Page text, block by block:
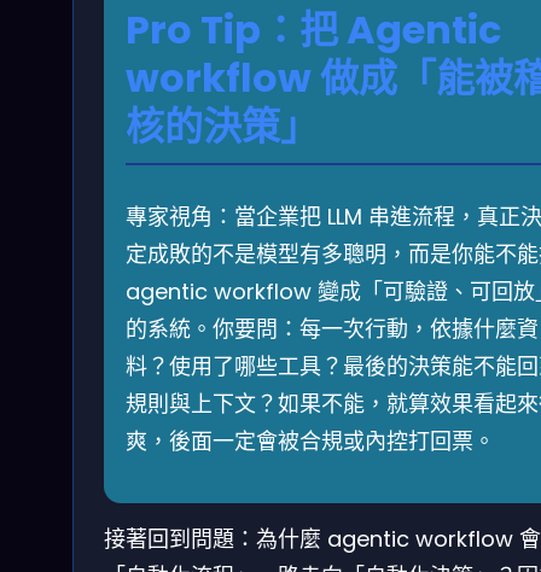
Pro Tip：把 Agentic
workflow 做成「能被
核的決策」
專家視角：當企業把 LLM 串進流程，真正決
定成敗的不是模型有多聰明，而是你能不
agentic workflow 變成「可驗證、可回放
的系統。你要問：每一次行動，依據什麼資
料？使用了哪些工具？最後的決策能不能
規則與上下文？如果不能，就算效果看起
爽，後面一定會被合規或內控打回票。
接著回到問題：為什麼 agentic workflow